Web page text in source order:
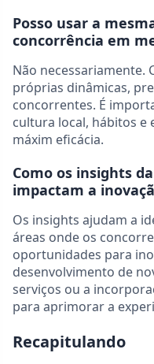
Posso usar a
concorrência em
Não necessariamente.
próprias dinâmicas,
concorrentes. É
cultura local, hábitos e
máxim eficácia.
Como os insights
impactam a
Os insights ajudam a
áreas onde os
oportunidades para
desenvolvimento de
serviços ou a
para aprimorar a
Recapitulando